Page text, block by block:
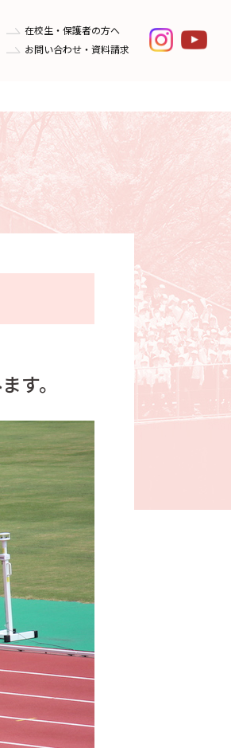
在校生・保護者の方へ
お問い合わせ・資料請求
す。